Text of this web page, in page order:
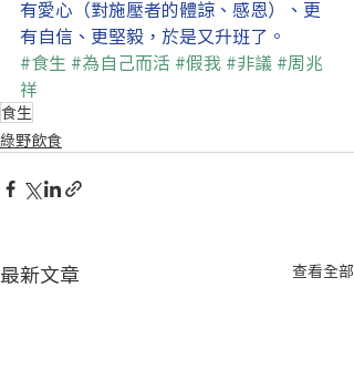
有愛心（對施壓者的體諒、感恩）、更
有自信、更堅毅，於是又升班了。
#食生 #為自己而活 #假我 #非議 #周兆
祥
食生
綠野飲食
最新文章 查看全部